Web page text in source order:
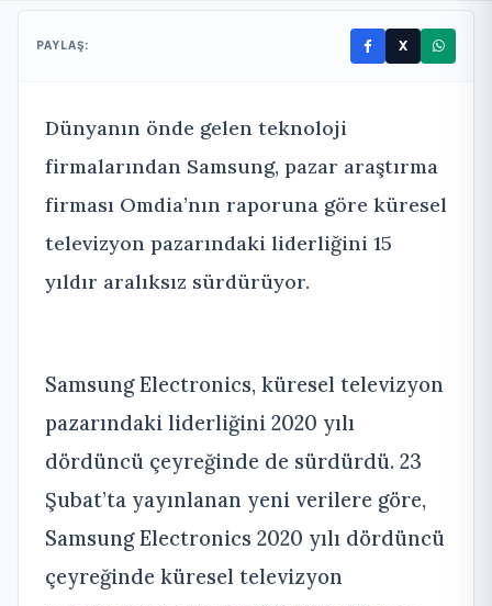
PAYLAŞ: X
Dünyanın önde gelen teknoloji
firmalarından Samsung, pazar araştırma
firması Omdia’nın raporuna göre küresel
televizyon pazarındaki liderliğini 15
yıldır aralıksız sürdürüyor.
Samsung Electronics, küresel televizyon
pazarındaki liderliğini 2020 yılı
dördüncü çeyreğinde de sürdürdü. 23
Şubat’ta yayınlanan yeni verilere göre,
Samsung Electronics 2020 yılı dördüncü
çeyreğinde küresel televizyon